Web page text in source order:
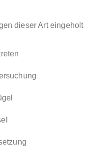
dieser Art eingeholt